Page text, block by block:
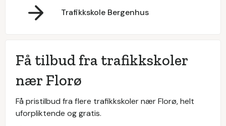
Trafikkskole Bergenhus
Få tilbud fra trafikkskoler
nær Florø
Få pristilbud fra flere trafikkskoler nær Florø, helt
uforpliktende og gratis.